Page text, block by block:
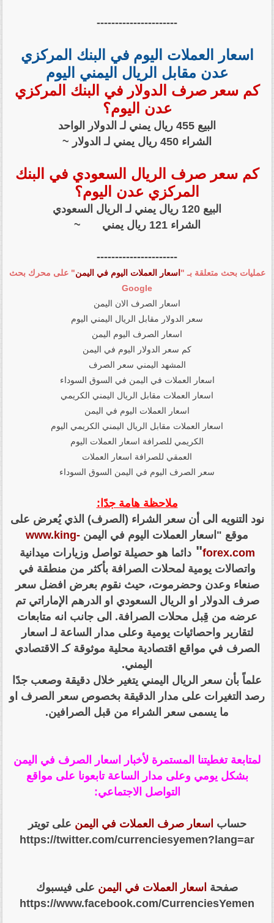
----------------------
اسعار العملات اليوم في البنك المركزي
عدن مقابل الريال اليمني اليوم
كم سعر صرف الدولار في البنك المركزي
عدن اليوم؟
البيع 455 ريال يمني لـ الدولار الواحد
الشراء 450 ريال يمني لـ الدولار ~
كم سعر صرف الريال السعودي في البنك
المركزي عدن اليوم؟
البيع 120 ريال يمني لـ الريال السعودي
الشراء 121 ريال يمني ~
----------------------
عمليات بحث متعلقة بـ " اسعار العملات اليوم في اليمن" على محرك بحث
Google
اسعار الصرف الان اليمن
سعر الدولار مقابل الريال اليمني اليوم
اسعار الصرف اليوم اليمن
كم سعر الدولار اليوم في اليمن
المشهد اليمني سعر الصرف
اسعار العملات في اليمن في السوق السوداء
اسعار العملات مقابل الريال اليمني الكريمي
اسعار العملات اليوم في اليمن
اسعار العملات مقابل الريال اليمني الكريمي اليوم
الكريمي للصرافة اسعار العملات اليوم
العمقي للصرافة اسعار العملات
سعر الصرف اليوم في اليمن السوق السوداء
ملاحظة هامة جدًا:
نود التنويه الى أن سعر الشراء (الصرف) الذي يُعرض على
موقع "اسعار العملات اليوم في اليمن www.king-
forex.com
"دائما هو حصيلة تواصل وزيارات ميدانية
واتصالات يومية لمحلات الصرافة بأكثر من منطقة في
صنعاء وعدن وحضرموت، حيث نقوم بعرض افضل سعر
صرف الدولار او الريال السعودي او الدرهم الإماراتي تم
عرضه من قِبل محلات الصرافة. الى جانب انه متابعات
لتقارير واحصائيات يومية وعلى مدار الساعة لـ اسعار
الصرف في مواقع اقتصادية محلية موثوقة كـ الاقتصادي
اليمني.
علماً بأن سعر الريال اليمني يتغير خلال دقيقة وصعب جدًا
رصد التغيرات على مدار الدقيقة بخصوص سعر الصرف او
ما يسمى سعر الشراء من قبل الصرافين.
لمتابعة تغطيتنا المستمرة لأخبار اسعار الصرف في اليمن
بشكل يومي وعلى مدار الساعة تابعونا على مواقع
التواصل الاجتماعي:
حساب اسعار صرف العملات في اليمن على تويتر
https://twitter.com/currenciesyemen?lang=ar
صفحة اسعار العملات في اليمن على فيسبوك
https://www.facebook.com/CurrenciesYemen